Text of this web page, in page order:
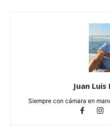
Juan
Siempre con cámara en